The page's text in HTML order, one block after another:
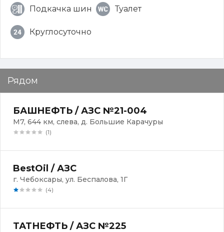
Подкачка шин Туалет
Круглосуточно
Рядом
БАШНЕФТЬ / АЗС №21-004
М7, 644 км, слева, д. Большие Карачуры
(1)
BestOil / АЗС
г. Чебоксары, ул. Беспалова, 1Г
(4)
ТАТНЕФТЬ / АЗС №225